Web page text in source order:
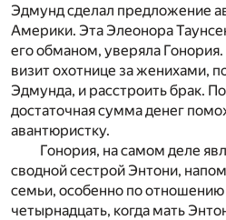
Эдмунд сделал предложение
Америки. Эта Элеонора
его обманом, уверяла
визит охотнице за женихами,
Эдмунда, и расстроить брак.
достаточная сумма денег
авантюристку.
Гонория, на самом деле
сводной сестрой Энтони,
семьи, особенно по
четырнадцать, когда мать